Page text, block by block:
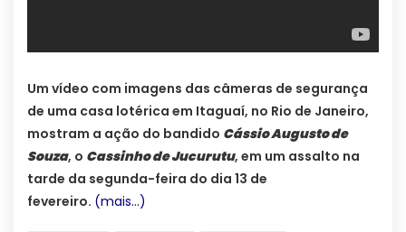
Um vídeo com imagens das câmeras de segurança
de uma casa lotérica em Itaguaí, no Rio de Janeiro,
mostram a ação do bandido Cássio Augusto de
Souza, o Cassinho de Jucurutu, em um assalto na
tarde da segunda-feira do dia 13 de
fevereiro. (mais…)